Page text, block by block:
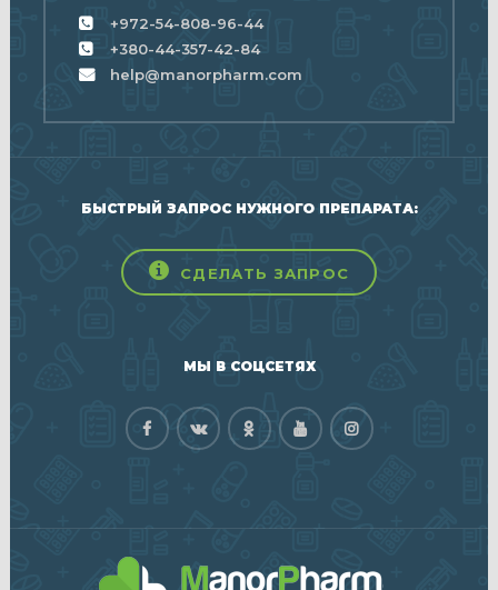
+972-54-808-96-44
+380-44-357-42-84
help@manorpharm.com
БЫСТРЫЙ ЗАПРОС НУЖНОГО ПРЕПАРАТА:
СДЕЛАТЬ ЗАПРОС
МЫ В СОЦСЕТЯХ